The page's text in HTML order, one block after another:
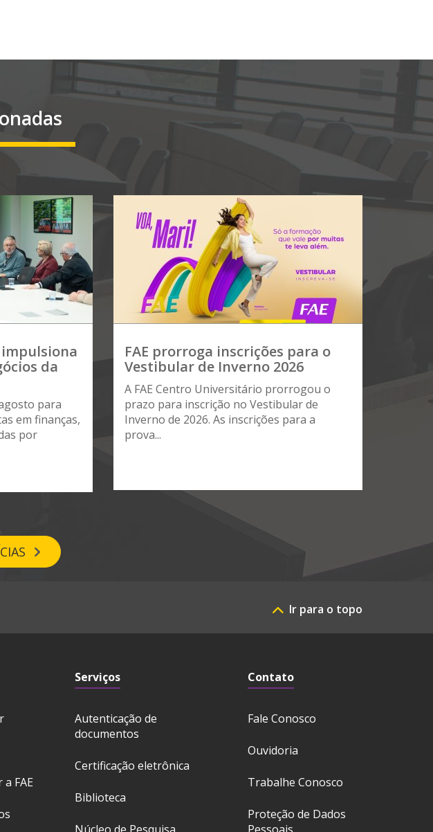
da
para
em finanças,
por
FAE prorroga inscrições para o
Vestibular de Inverno 2026
A FAE Centro Universitário prorrogou o
prazo para inscrição no Vestibular de
Inverno de 2026. As inscrições para a
prova...
Ir para o topo
FAE
Serviços
Autenticação de
documentos
Certificação eletrônica
Biblioteca
Contato
Fale Conosco
Ouvidoria
Trabalhe Conosco
Proteção de Dados